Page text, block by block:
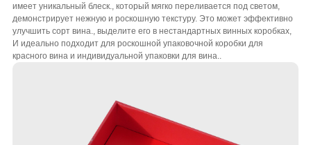
имеет уникальный блеск., который мягко переливается под светом,
демонстрирует нежную и роскошную текстуру. Это может эффективно
улучшить сорт вина., выделите его в нестандартных винных коробках,
И идеально подходит для роскошной упаковочной коробки для
красного вина и индивидуальной упаковки для вина..